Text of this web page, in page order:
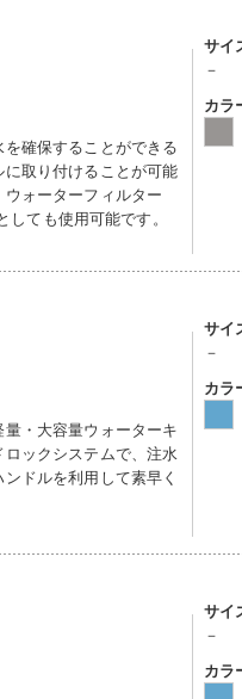
確保することができる
取り付けることが可能
ォーターフィルター
しても使用可能です。
サイ
－
カラ
・大容量ウォーターキ
ックシステムで、注水
ドルを利用して素早く
サイ
－
カラ
サイ
－
カラ